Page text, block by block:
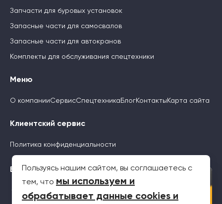
Запчасти для буровых установок
Запасные части для самосвалов
Запасные части для автокранов
Комплекты для обслуживания спецтехники
Меню
О компанииСервисСпецтехника БлогКонтакты Карта сайта
Клиентский сервис
Политика конфиденциальности
Будьте с нами
Пользуясь нашим сайтом, вы соглашаетесь с
тем, что мы используем и
обрабатывает данные cookies и